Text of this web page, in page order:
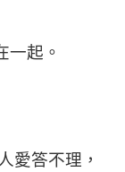
一起。
愛答不理，